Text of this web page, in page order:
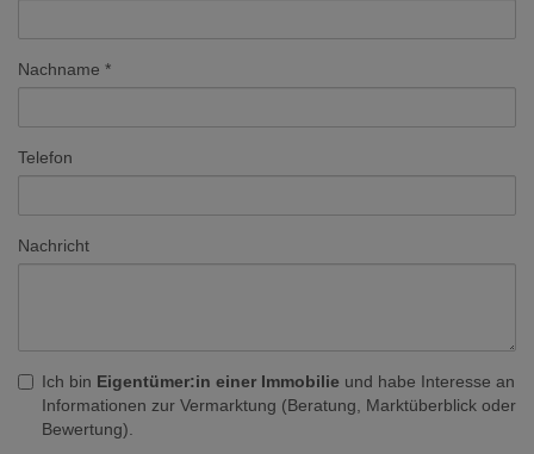
Nachname
Telefon
Nachricht
Ich bin Eigentümer:in einer Immobilie und habe Interesse an
Informationen zur Vermarktung (Beratung, Marktüberblick oder
Bewertung).